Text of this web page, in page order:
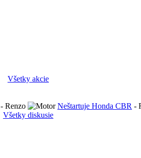
Všetky akcie
- Renzo Neštartuje Honda CBR -
Všetky diskusie